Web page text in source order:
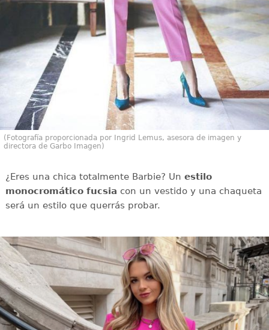
(Fotografía proporcionada por Ingrid Lemus, asesora de imagen y
directora de Garbo Imagen)
¿Eres una chica totalmente Barbie? Un estilo
monocromático fucsia con un vestido y una chaqueta
será un estilo que querrás probar.